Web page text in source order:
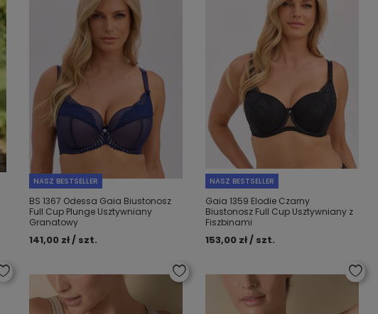
NASZ BESTSELLER
BS 1367 Odessa Gaia Biustonosz
Full Cup Plunge Usztywniany
Granatowy
141,00 zł / szt.
NASZ BESTSELLER
Gaia 1359 Elodie Czarny
Biustonosz Full Cup Usztywniany z
Fiszbinami
153,00 zł / szt.